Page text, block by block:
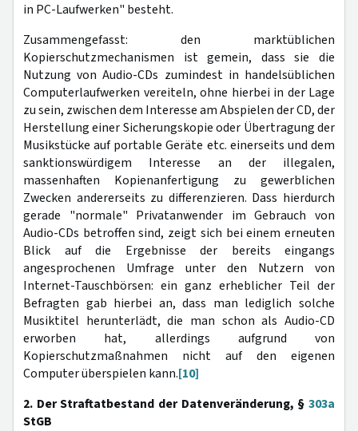
in PC-Laufwerken" besteht.
Zusammengefasst: den marktüblichen
Kopierschutzmechanismen ist gemein, dass sie die
Nutzung von Audio-CDs zumindest in handelsüblichen
Computerlaufwerken vereiteln, ohne hierbei in der Lage
zu sein, zwischen dem Interesse am Abspielen der CD, der
Herstellung einer Sicherungskopie oder Übertragung der
Musikstücke auf portable Geräte etc. einerseits und dem
sanktionswürdigem Interesse an der illegalen,
massenhaften Kopienanfertigung zu gewerblichen
Zwecken andererseits zu differenzieren. Dass hierdurch
gerade "normale" Privatanwender im Gebrauch von
Audio-CDs betroffen sind, zeigt sich bei einem erneuten
Blick auf die Ergebnisse der bereits eingangs
angesprochenen Umfrage unter den Nutzern von
Internet-Tauschbörsen: ein ganz erheblicher Teil der
Befragten gab hierbei an, dass man lediglich solche
Musiktitel herunterlädt, die man schon als Audio-CD
erworben hat, allerdings aufgrund von
Kopierschutzmaßnahmen nicht auf den eigenen
Computer überspielen kann.[10]
2. Der Straftatbestand der Datenveränderung, § 303a
StGB